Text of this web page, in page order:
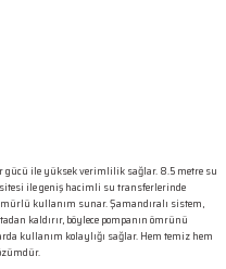
ile yüksek verimlilik sağlar. 8.5 metre su
ile geniş hacimli su transferlerinde
kullanım sunar. Şamandıralı sistem,
kaldırır, böylece pompanın ömrünü
kullanım kolaylığı sağlar. Hem temiz hem